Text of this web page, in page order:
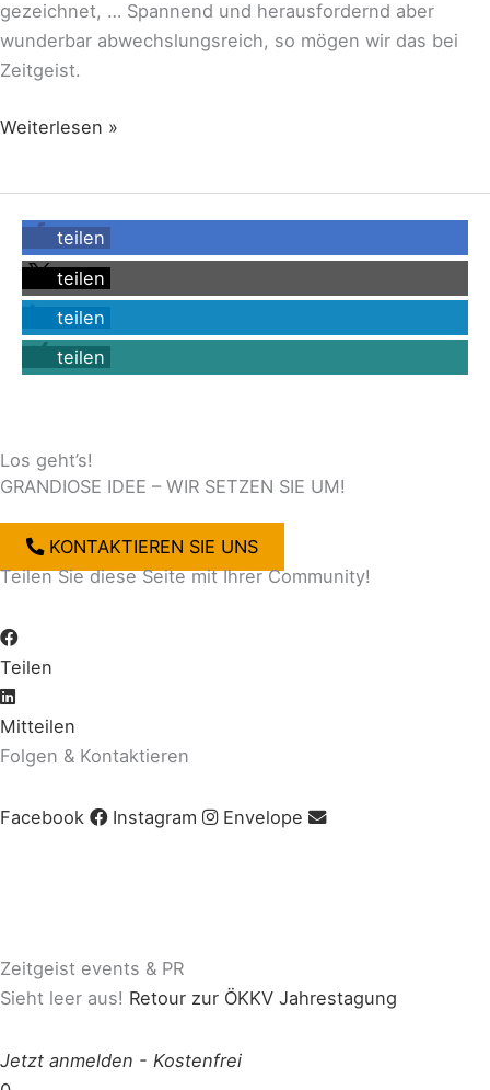
gezeichnet, … Spannend und herausfordernd aber
wunderbar abwechslungsreich, so mögen wir das bei
Zeitgeist.
Weiterlesen »
teilen
teilen
teilen
teilen
Los geht’s!
GRANDIOSE IDEE – WIR SETZEN SIE UM!
KONTAKTIEREN SIE UNS
Teilen Sie diese Seite mit Ihrer Community!
Teilen
Mitteilen
Folgen & Kontaktieren
Facebook Instagram
Envelope
Zeitgeist events & PR
Sieht leer aus! Retour zur ÖKKV Jahrestagung
Jetzt anmelden - Kostenfrei